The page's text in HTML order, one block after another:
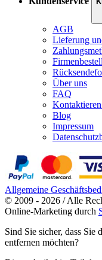
AGB
Lieferung
Über uns
FAQ
Blog
Impressum
Allgemeine
© 2009 - 2026 / Alle
Online-Marketing durch
Sind Sie sicher, dass Sie
entfernen möchten?